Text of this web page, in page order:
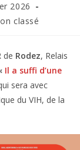
2026
classé
de Rodez, Relais
Il a suffi d’une
sera avec
du VIH, de la